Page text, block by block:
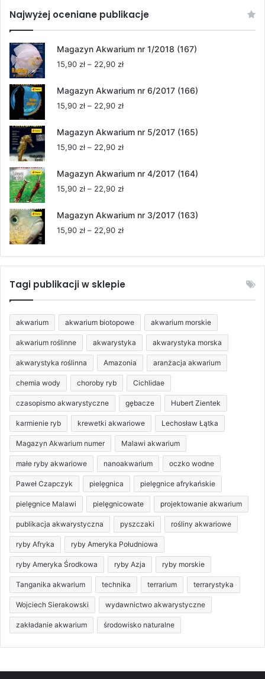
Najwyżej oceniane publikacje
Magazyn Akwarium nr 1/2018 (167)
15,90 zł – 22,90 złZakres
od
Magazyn Akwarium nr 6/2017 (166)
15,90 zł – 22,90 złZakres
od
Magazyn Akwarium nr 5/2017 (165)
15,90 zł – 22,90 złZakres
od
Magazyn Akwarium nr 4/2017 (164)
15,90 zł – 22,90 złZakres
od
Magazyn Akwarium nr 3/2017 (163)
15,90 zł – 22,90 złZakres
od
15,90 zł
Tagi publikacji w sklepie
akwarium akwarium biotopowe akwarium morskie
akwarium roślinne akwarystyka akwarystyka morska
akwarystyka roślinna Amazonia aranżacja akwarium
chemia wody choroby ryb Cichlidae
czasopismo akwarystyczne gębacze Hubert Zientek
karmienie ryb krewetki akwariowe Lechosław Łątka
Magazyn Akwarium numer Malawi akwarium
małe ryby akwariowe nanoakwarium oczko wodne
Paweł Czapczyk pielęgnica pielęgnice afrykańskie
pielęgnice Malawi pielęgnicowate projektowanie akwarium
publikacja akwarystyczna pyszczaki rośliny akwariowe
ryby Afryka ryby Ameryka Południowa
ryby Ameryka Środkowa ryby Azja ryby morskie
Tanganika akwarium technika terrarium terrarystyka
Wojciech Sierakowski wydawnictwo akwarystyczne
zakładanie akwarium środowisko naturalne